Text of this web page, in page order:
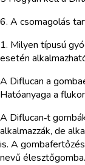
6. A csomagolás
1. Milyen típusú
esetén
A Diflucan a
Hatóanyaga a
A Diflucan‑t
alkalmazzák, de
is. A
nevű élesztőgomba.